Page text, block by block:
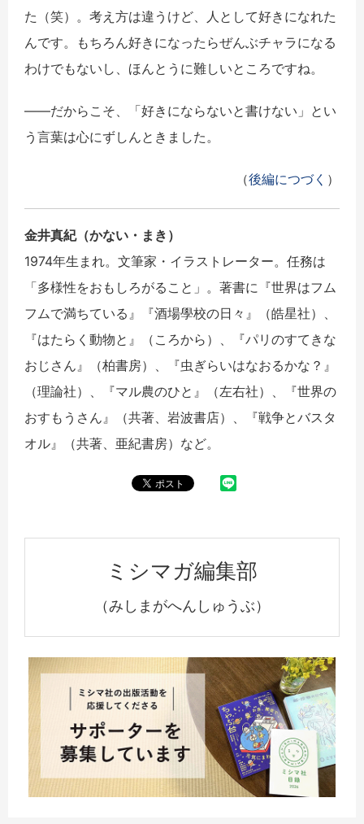
た（笑）。考え方は違うけど、人として好きになれた
んです。もちろん好きになったらぜんぶチャラになる
わけでもないし、ほんとうに難しいところですね。
――だからこそ、「好きにならないと書けない」とい
う言葉は心にずしんときました。
（後編につづく ）
金井真紀（かない・まき）
1974年生まれ。文筆家・イラストレーター。任務は
「多様性をおもしろがること」。著書に『世界はフム
フムで満ちている』『酒場學校の日々』（皓星社）、
『はたらく動物と』（ころから）、『パリのすてきな
おじさん』（柏書房）、『虫ぎらいはなおるかな？』
（理論社）、『マル農のひと』（左右社）、『世界の
おすもうさん』（共著、岩波書店）、『戦争とバスタ
オル』（共著、亜紀書房）など。
ミシマガ編集部
（みしまがへんしゅうぶ）